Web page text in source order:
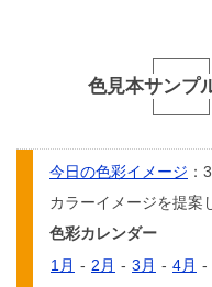
色見本サンプ
今日の色彩イメージ ：
カラーイメージを提案
色彩カレンダー
1月 - 2月 - 3月 - 4月 -